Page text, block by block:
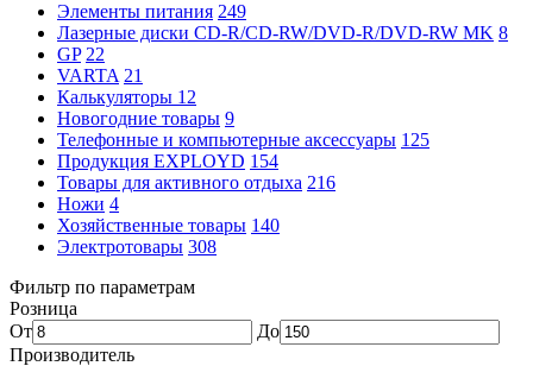
Элементы питания 249
Лазерные диски CD-R/CD-RW/DVD-R/DVD-RW MK 8
GP 22
VARTA 21
Калькуляторы 12
Новогодние товары 9
Телефонные и компьютерные аксессуары 125
Продукция EXPLOYD 154
Товары для активного отдыха 216
Ножи 4
Хозяйственные товары 140
Электротовары 308
Фильтр по параметрам
Розница
От
До
Производитель